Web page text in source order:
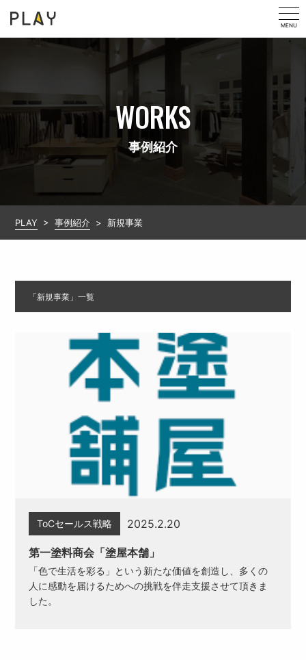
MENU
WORKS
事例紹介
PLAY >事例紹介 > 新規事業
「新規事業 」一覧
ToCセールス戦略 2025.2.20
第一塗料商会「塗屋本舗」
「色で生活を彩る」という新たな価値を創造し、多くの
人に感動を届けるためへの挑戦を伴走支援させて頂きま
した。